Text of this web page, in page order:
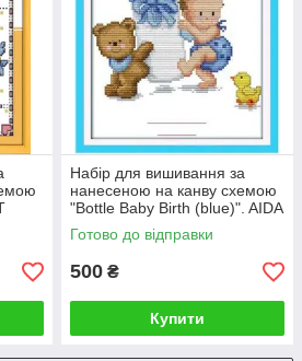
Набір для вишивання за
нанесеною на канву схемою
"Bottle Baby Birth (blue)". AIDA
14CT printed, 20*25 см
Готово до відправки
500 ₴
Купити